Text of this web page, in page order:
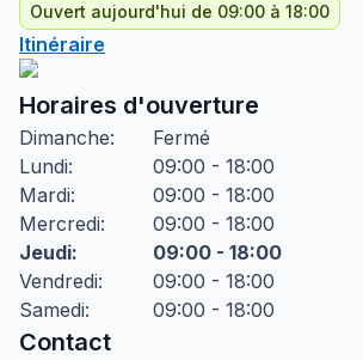
Ouvert aujourd'hui de 09:00 à 18:00
Itinéraire
Horaires d'ouverture
Dimanche:
Fermé
Lundi:
09:00 - 18:00
Mardi:
09:00 - 18:00
Mercredi:
09:00 - 18:00
Jeudi:
09:00 - 18:00
Vendredi:
09:00 - 18:00
Samedi: 09:00 - 18:00
Contact